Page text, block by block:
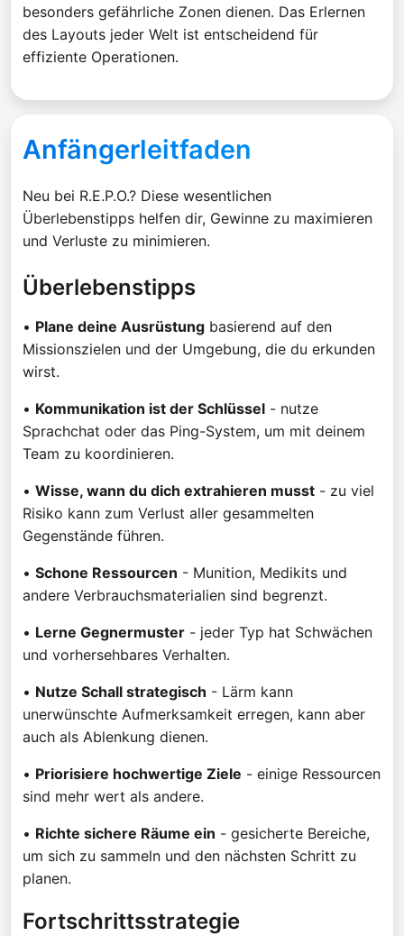
besonders gefährliche Zonen dienen. Das Erlernen
des Layouts jeder Welt ist entscheidend für
effiziente Operationen.
Anfängerleitfaden
Neu bei R.E.P.O.? Diese wesentlichen
Überlebenstipps helfen dir, Gewinne zu maximieren
und Verluste zu minimieren.
Überlebenstipps
• Plane deine Ausrüstungbasierend auf den
Missionszielen und der Umgebung, die du erkunden
wirst.
• Kommunikation ist der Schlüssel- nutze
Sprachchat oder das Ping-System, um mit deinem
Team zu koordinieren.
• Wisse, wann du dich extrahieren musst- zu viel
Risiko kann zum Verlust aller gesammelten
Gegenstände führen.
• Schone Ressourcen - Munition, Medikits und
andere Verbrauchsmaterialien sind begrenzt.
• Lerne Gegnermuster- jeder Typ hat Schwächen
und vorhersehbares Verhalten.
• Nutze Schall strategisch - Lärm kann
unerwünschte Aufmerksamkeit erregen, kann aber
auch als Ablenkung dienen.
• Priorisiere hochwertige Ziele - einige Ressourcen
sind mehr wert als andere.
• Richte sichere Räume ein - gesicherte Bereiche,
um sich zu sammeln und den nächsten Schritt zu
planen.
Fortschrittsstrategie